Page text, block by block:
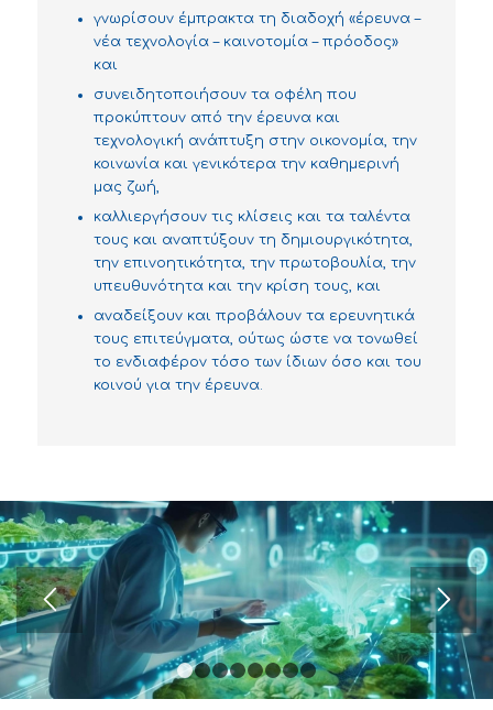
γνωρίσουν έμπρακτα τη διαδοχή «έρευνα –
νέα τεχνολογία – καινοτομία – πρόοδος»
και
συνειδητοποιήσουν τα οφέλη που
προκύπτουν από την έρευνα και
τεχνολογική ανάπτυξη στην οικονομία, την
κοινωνία και γενικότερα την καθημερινή
μας ζωή,
καλλιεργήσουν τις κλίσεις και τα ταλέντα
τους και αναπτύξουν τη δημιουργικότητα,
την επινοητικότητα, την πρωτοβουλία, την
υπευθυνότητα και την κρίση τους, και
αναδείξουν και προβάλουν τα ερευνητικά
τους επιτεύγματα, ούτως ώστε να τονωθεί
το ενδιαφέρον τόσο των ίδιων όσο και του
κοινού για την έρευνα.
1 2 3 4 5 6 7 8